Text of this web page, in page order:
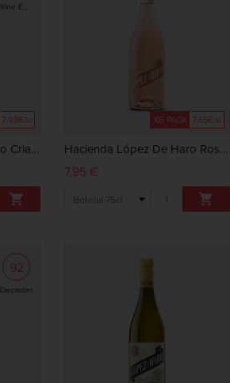
Wine Enthusiast
7,98€/u
Hacienda López De Haro Crianza 2022

X6 PACK 7,55€/u
Hacienda López De Haro Rosé 2025
7,95 €

Decanter
92